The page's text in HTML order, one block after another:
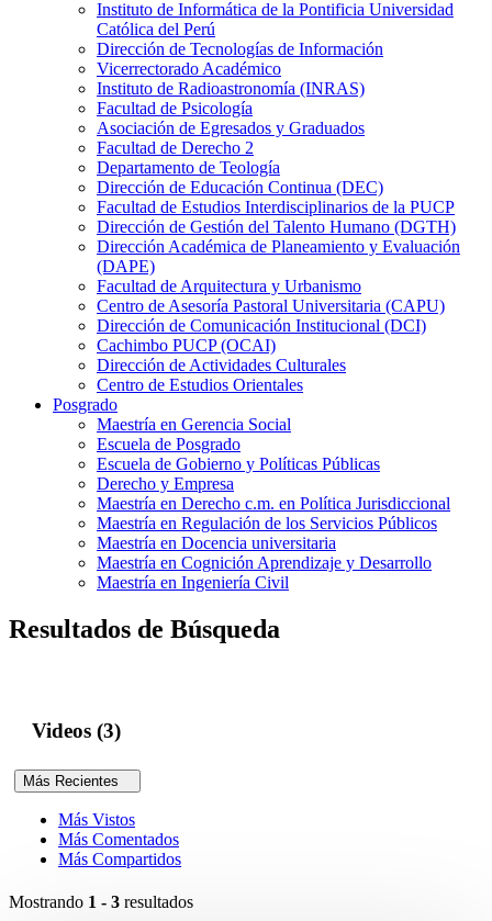
Instituto de Informática de la Pontificia Universidad
Católica del Perú
Dirección de Tecnologías de Información
Vicerrectorado Académico
Instituto de Radioastronomía (INRAS)
Facultad de Psicología
Asociación de Egresados y Graduados
Facultad de Derecho 2
Departamento de Teología
Dirección de Educación Continua (DEC)
Facultad de Estudios Interdisciplinarios de la PUCP
Dirección de Gestión del Talento Humano (DGTH)
Dirección Académica de Planeamiento y Evaluación
(DAPE)
Facultad de Arquitectura y Urbanismo
Centro de Asesoría Pastoral Universitaria (CAPU)
Dirección de Comunicación Institucional (DCI)
Cachimbo PUCP (OCAI)
Dirección de Actividades Culturales
Centro de Estudios Orientales
Posgrado
Maestría en Gerencia Social
Escuela de Posgrado
Escuela de Gobierno y Políticas Públicas
Derecho y Empresa
Maestría en Derecho c.m. en Política Jurisdiccional
Maestría en Regulación de los Servicios Públicos
Maestría en Docencia universitaria
Maestría en Cognición Aprendizaje y Desarrollo
Maestría en Ingeniería Civil
Resultados de Búsqueda
Videos (3)
Más Recientes
Más Vistos
Más Comentados
Más Compartidos
Mostrando 1 - 3 resultados